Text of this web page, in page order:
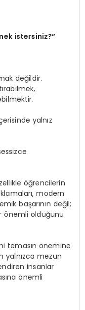
istersiniz?”
değildir.
yalnız
öğrencilerin
modern
başarının değil;
önemli olduğunu
temasın önemine
yalnızca mezun
insanlar
önemli